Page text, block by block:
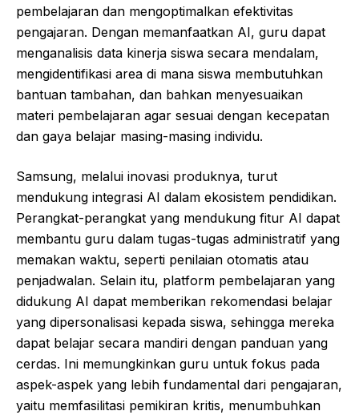
pembelajaran dan mengoptimalkan efektivitas
pengajaran. Dengan memanfaatkan AI, guru dapat
menganalisis data kinerja siswa secara mendalam,
mengidentifikasi area di mana siswa membutuhkan
bantuan tambahan, dan bahkan menyesuaikan
materi pembelajaran agar sesuai dengan kecepatan
dan gaya belajar masing-masing individu.
Samsung, melalui inovasi produknya, turut
mendukung integrasi AI dalam ekosistem pendidikan.
Perangkat-perangkat yang mendukung fitur AI dapat
membantu guru dalam tugas-tugas administratif yang
memakan waktu, seperti penilaian otomatis atau
penjadwalan. Selain itu, platform pembelajaran yang
didukung AI dapat memberikan rekomendasi belajar
yang dipersonalisasi kepada siswa, sehingga mereka
dapat belajar secara mandiri dengan panduan yang
cerdas. Ini memungkinkan guru untuk fokus pada
aspek-aspek yang lebih fundamental dari pengajaran,
yaitu memfasilitasi pemikiran kritis, menumbuhkan